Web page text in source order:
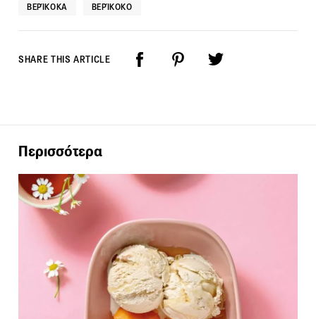
ΒΕΡΊΚΟΚΑ ΒΕΡΊΚΟΚΟ
SHARE THIS ARTICLE
Περισσότερα